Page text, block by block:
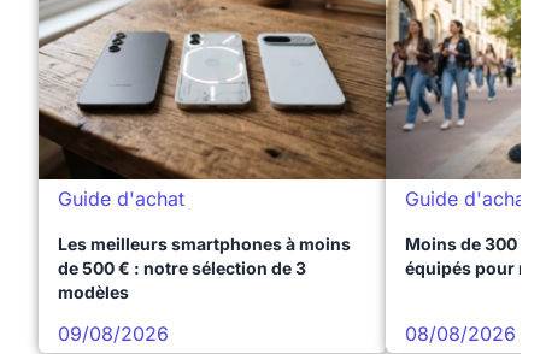
Guide d'achat
Les meilleurs smartphones à moins
de 500 € : notre sélection de 3
modèles
09/08/2026
Guide d'achat
Moins de 300 €
équipés pour
08/08/2026